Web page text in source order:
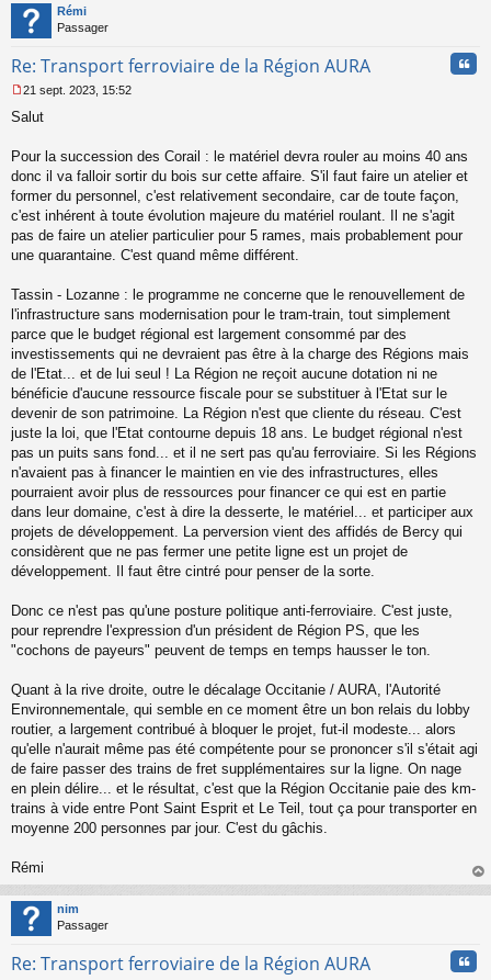
Rémi
Passager
Re: Transport ferroviaire de la Région AURA
e
s
g
e
n
o
n
21 sept. 2023, 15:52
Salut
Pour la succession des Corail : le matériel devra rouler au moins 40 ans
donc il va falloir sortir du bois sur cette affaire. S'il faut faire un atelier et
former du personnel, c'est relativement secondaire, car de toute façon,
c'est inhérent à toute évolution majeure du matériel roulant. Il ne s'agit
pas de faire un atelier particulier pour 5 rames, mais probablement pour
une quarantaine. C'est quand même différent.
Tassin - Lozanne : le programme ne concerne que le renouvellement de
l'infrastructure sans modernisation pour le tram-train, tout simplement
parce que le budget régional est largement consommé par des
investissements qui ne devraient pas être à la charge des Régions mais
de l'Etat... et de lui seul ! La Région ne reçoit aucune dotation ni ne
bénéficie d'aucune ressource fiscale pour se substituer à l'Etat sur le
devenir de son patrimoine. La Région n'est que cliente du réseau. C'est
juste la loi, que l'Etat contourne depuis 18 ans. Le budget régional n'est
pas un puits sans fond... et il ne sert pas qu'au ferroviaire. Si les Régions
n'avaient pas à financer le maintien en vie des infrastructures, elles
pourraient avoir plus de ressources pour financer ce qui est en partie
dans leur domaine, c'est à dire la desserte, le matériel... et participer aux
projets de développement. La perversion vient des affidés de Bercy qui
considèrent que ne pas fermer une petite ligne est un projet de
développement. Il faut être cintré pour penser de la sorte.
Donc ce n'est pas qu'une posture politique anti-ferroviaire. C'est juste,
pour reprendre l'expression d'un président de Région PS, que les
"cochons de payeurs" peuvent de temps en temps hausser le ton.
Quant à la rive droite, outre le décalage Occitanie / AURA, l'Autorité
Environnementale, qui semble en ce moment être un bon relais du lobby
routier, a largement contribué à bloquer le projet, fut-il modeste... alors
qu'elle n'aurait même pas été compétente pour se prononcer s'il s'était agi
de faire passer des trains de fret supplémentaires sur la ligne. On nage
en plein délire... et le résultat, c'est que la Région Occitanie paie des km-
trains à vide entre Pont Saint Esprit et Le Teil, tout ça pour transporter en
moyenne 200 personnes par jour. C'est du gâchis.
Rémi
au
nim
Passager
Re: Transport ferroviaire de la Région AURA